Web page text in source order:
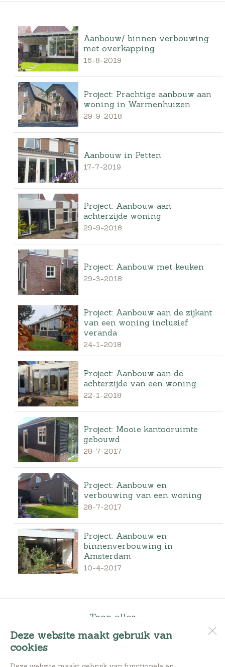
Deze website maakt gebruik van
cookies
Aanbouw/ binnen verbouwing
met overkapping
16-8-2019
Project: Prachtige aanbouw aan
woning in Warmenhuizen
29-9-2018
Aanbouw in Petten
17-7-2019
Project: Aanbouw aan
achterzijde woning
29-9-2018
Project: Aanbouw met keuken
29-3-2018
Project: Aanbouw aan de zijkant
van een woning inclusief
veranda
24-1-2018
Project: Aanbouw aan de
achterzijde van een woning.
22-1-2018
Project: Mooie kantooruimte
gebouwd
28-7-2017
Project: Aanbouw en
verbouwing van een woning
28-7-2017
Project: Aanbouw en
binnenverbouwing in
Amsterdam
10-4-2017
Toon alles
Oudewal 69